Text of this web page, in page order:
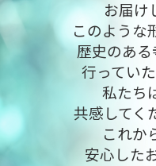
お届け
このような
歴史のあ
行ってい
私たち
共感してく
これか
安心した